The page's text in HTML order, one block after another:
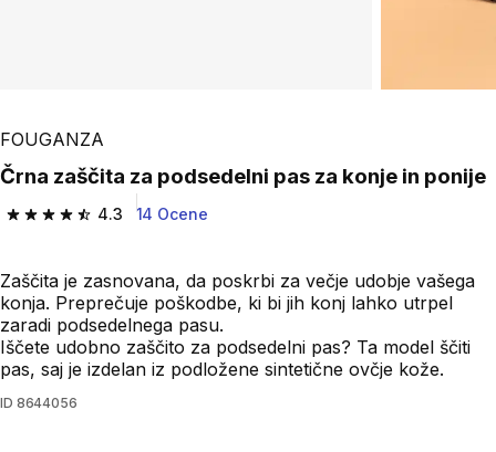
FOUGANZA
Črna zaščita za podsedelni pas za konje in ponije
4.3
4.3 od 5 zvezdic from 14 ocene
14 Ocene
Zaščita je zasnovana, da poskrbi za večje udobje vašega
konja. Preprečuje poškodbe, ki bi jih konj lahko utrpel
zaradi podsedelnega pasu.
Iščete udobno zaščito za podsedelni pas? Ta model ščiti
pas, saj je izdelan iz podložene sintetične ovčje kože.
ID 8644056